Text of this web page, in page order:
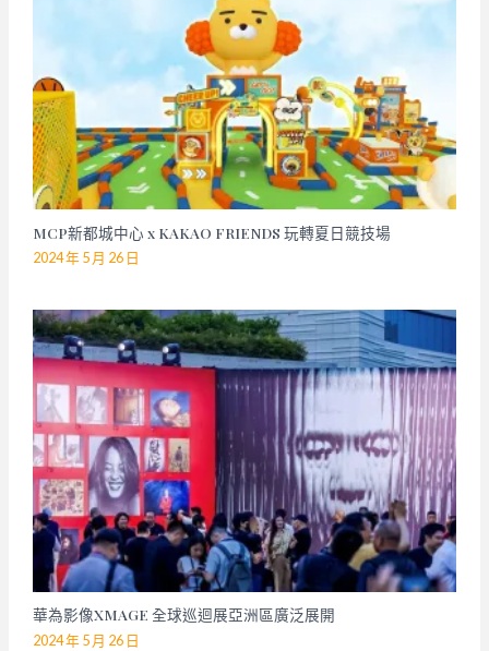
MCP新都城中心 x KAKAO FRIENDS 玩轉夏日競技場
2024 年 5 月 26 日
華為影像XMAGE 全球巡迴展亞洲區廣泛展開
2024 年 5 月 26 日